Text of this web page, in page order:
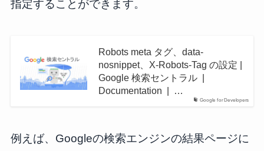
指定することができます。
Google for Developers
Robots meta タグ、data-
nosnippet、X-Robots-Tag の設定 |
Google 検索セントラル |
Documentation | …
例えば、Googleの検索エンジンの結果ページに